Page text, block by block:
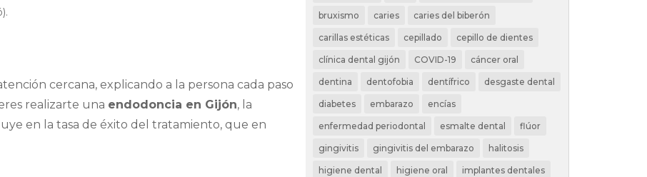
cercana, explicando a la persona cada paso
realizarte una endodoncia en Gijón, la
en la tasa de éxito del tratamiento, que en
bruxismo caries caries del biberón
carillas estéticas cepillado cepillo de dientes
clínica dental gijón COVID-19 cáncer oral
dentina dentofobia dentífrico desgaste dental
diabetes embarazo encías
enfermedad periodontal esmalte dental flúor
gingivitis gingivitis del embarazo halitosis
higiene dental higiene oral implantes dentales